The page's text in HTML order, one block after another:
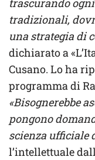
trascurando
tradizionali,
una strategia di
dichiarato a
Cusano. Lo ha
programma di
«Bisognerebbe
pongono
scienza ufficiale
l’intellettuale